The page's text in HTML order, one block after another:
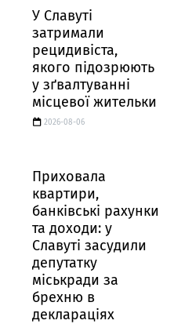
У Славуті
затримали
рецидивіста,
якого підозрюють
у зґвалтуванні
місцевої жительки
2026-08-06
Приховала
квартири,
банківські рахунки
та доходи: у
Славуті засудили
депутатку
міськради за
брехню в
деклараціях